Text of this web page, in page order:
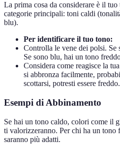
La prima cosa da considerare è il
categorie principali: toni caldi
blu).
Per identificare il tuo tono:
Controlla le vene dei polsi. Se
Se sono blu, hai un tono
Considera come reagisce la
si abbronza facilmente,
scottarsi, potresti essere freddo.
Esempi di Abbinamento
Se hai un tono caldo, colori come il
ti valorizzeranno. Per chi ha un
saranno più adatti.